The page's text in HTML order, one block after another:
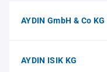
AYDIN GmbH & Co KG
AYDIN ISIK KG